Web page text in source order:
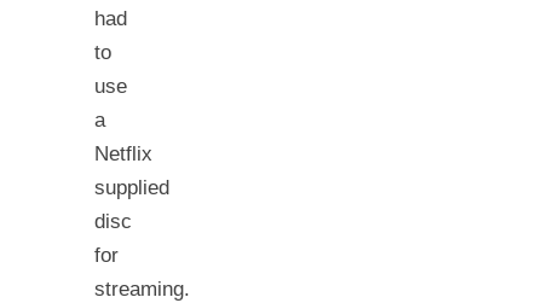
had
to
use
a
Netflix
supplied
disc
for
streaming.